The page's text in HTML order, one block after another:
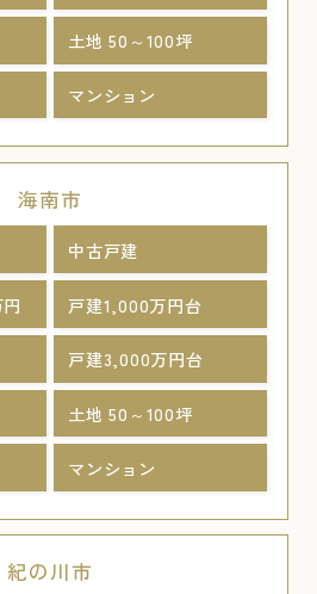
土地 50～100坪
マンション
海南市
中古戸建
戸建1,000万円台
戸建3,000万円台
土地 50～100坪
マンション
紀の川市